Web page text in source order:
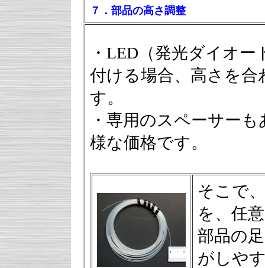
７．部品の高さ調整
・LED（発光ダイオ
付ける場合、高さを
す。
・専用のスペーサー
様な価格です。
そこで
を、任
部品の
がしや